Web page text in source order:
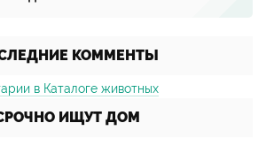
КОММЕНТЫ
в Каталоге животных
ИЩУТ ДОМ